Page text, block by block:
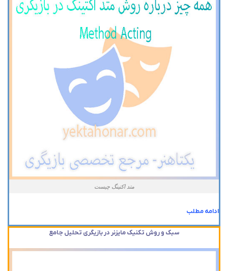
متد اکتینگ چیست
ادامه مطلب
سبک و روش تکنیک مایزنر در بازیگری تحلیل جامع